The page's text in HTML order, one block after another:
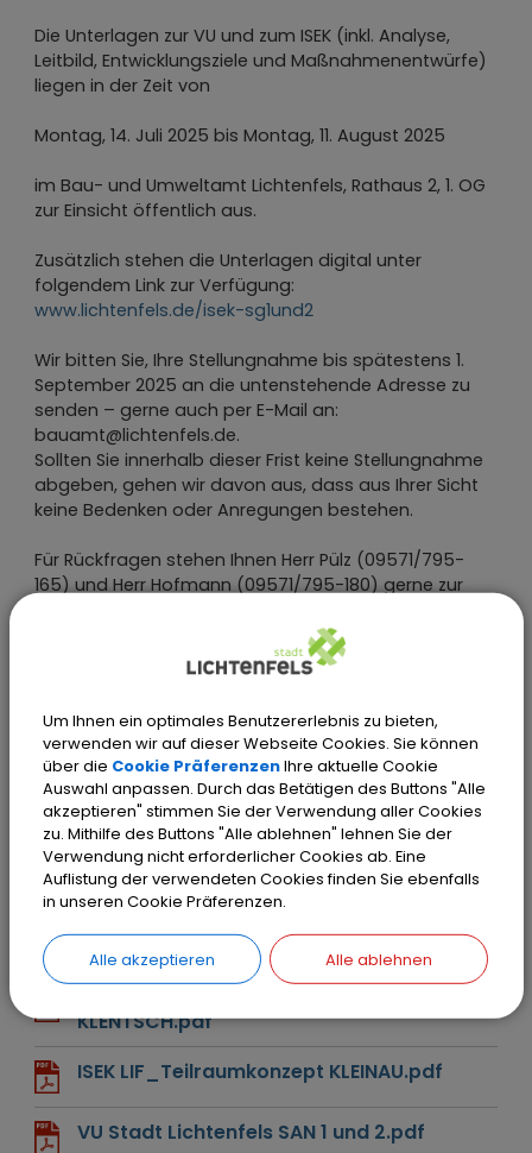
Die Unterlagen zur VU und zum ISEK (inkl. Analyse,
Leitbild, Entwicklungsziele und Maßnahmenentwürfe)
liegen in der Zeit von
Montag, 14. Juli 2025 bis Montag, 11. August 2025
im Bau- und Umweltamt Lichtenfels, Rathaus 2, 1. OG
zur Einsicht öffentlich aus.
Zusätzlich stehen die Unterlagen digital unter
folgendem Link zur Verfügung:
www.lichtenfels.de/isek-sg1und2
Wir bitten Sie, Ihre Stellungnahme bis spätestens 1.
September 2025 an die untenstehende Adresse zu
senden – gerne auch per E-Mail an:
bauamt@lichtenfels.de.
Sollten Sie innerhalb dieser Frist keine Stellungnahme
abgeben, gehen wir davon aus, dass aus Ihrer Sicht
keine Bedenken oder Anregungen bestehen.
Für Rückfragen stehen Ihnen Herr Pülz (09571/795-
165) und Herr Hofmann (09571/795-180) gerne zur
Stadtbaumeister
ISEK LIF_Fortschreibung ISEK.pdf
ISEK
LIF_Fortschreibung_Einzelhandelskonzept.
pdf
ISEK LIF_Grünordnungskonzept.pdf
KLENTSCH.pdf
ISEK LIF_Teilraumkonzept KLEINAU.pdf
VU Stadt Lichtenfels SAN 1 und 2.pdf
Um Ihnen ein optimales Benutzererlebnis zu bieten,
verwenden wir auf dieser Webseite Cookies. Sie können
über die Cookie PräferenzenIhre aktuelle Cookie
Auswahl anpassen. Durch das Betätigen des Buttons "Alle
akzeptieren" stimmen Sie der Verwendung aller Cookies
zu. Mithilfe des Buttons "Alle ablehnen" lehnen Sie der
Verwendung nicht erforderlicher Cookies ab. Eine
Auflistung der verwendeten Cookies finden Sie ebenfalls
in unseren Cookie Präferenzen.
Alle akzeptieren Alle ablehnen